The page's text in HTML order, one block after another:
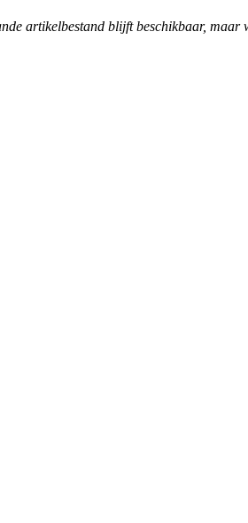
artikelbestand blijft beschikbaar,